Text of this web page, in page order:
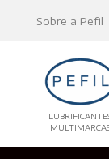
Sobre a Pefil